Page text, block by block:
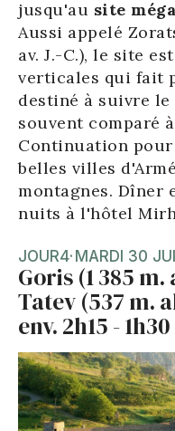
jusqu'au site
Aussi appelé
av. J.-C.), le site
verticales qui fait
destiné à suivre le
souvent comparé
Continuation pour
belles villes
montagnes.
nuits à l'hôtel
JOUR4· MARDI 30
Goris (1 385
Tatev (537 m.
env. 2h15 -